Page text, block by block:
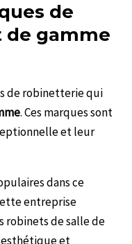
de
gamme
de robinetterie qui
. Ces marques sont
et leur
dans ce
entreprise
robinets de salle de
esthétique et